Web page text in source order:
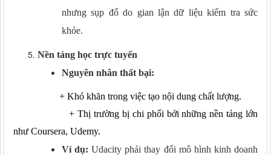
nhưng sụp đổ do gian lận dữ liệu kiểm tra sức
khỏe.
Nền tảng học trực tuyến
Nguyên nhân thất bại:
+ Khó khăn trong việc tạo nội dung chất lượng.
+Thị trường bị chi phối bởi những nền tảng lớn
như Coursera, Udemy.
Ví dụ: Udacity phải thay đổi mô hình kinh doanh